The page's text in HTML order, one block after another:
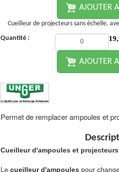
AJOUTER
Cueilleur de projecteurs sans échelle,
Quantité :
AJOUTER
Permet de remplacer ampoules et
Cueilleur d'ampoules et
Le cueilleur d'ampoules pour